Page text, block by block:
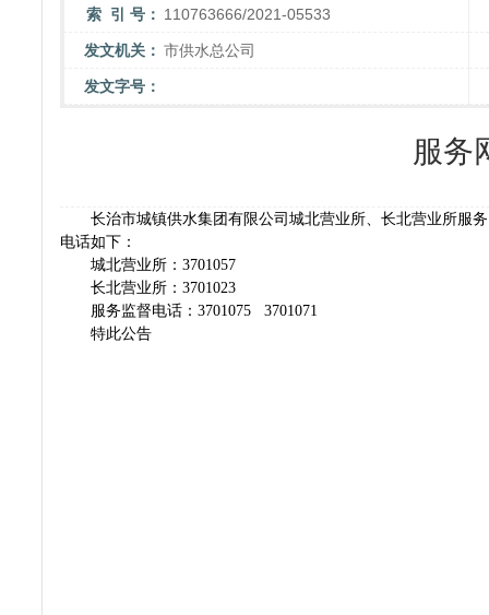
索 引 号： 110763666/2021-05533
发文机关： 市供水总公司
发文字号：
服务
长治市城镇供水集团有限公司城北营业所、长北营业所服务
电话如下：
城北营业所：3701057
长北营业所：3701023
服务监督电话：3701075 3701071
特此公告